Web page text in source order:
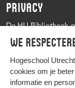
We
Hogeschool
cookies om je
informatie en
PRIVACY
De HU Bibliotheek
leenprocedure te
versturen van
Zie verder het